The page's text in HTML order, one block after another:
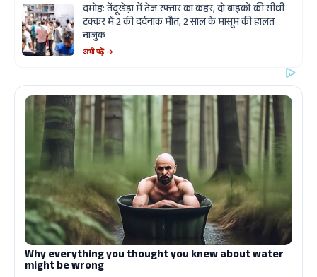
दमोह: तेंदूखेड़ा में तेज रफ्तार का कहर, दो बाइकों की सीधी
टक्कर में 2 की दर्दनाक मौत, 2 साल के मासूम की हालत
नाजुक
अभी पढ़ें →